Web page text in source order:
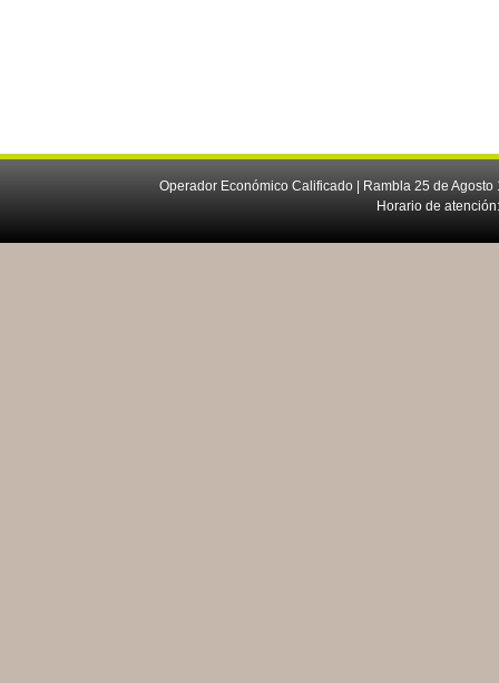
Operador Económico Calificado | Rambla 25 de
Horario de